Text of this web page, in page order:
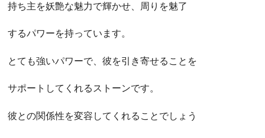
持ち主を妖艶な魅力で輝かせ、周りを魅了
するパワーを持っています。
とても強いパワーで、彼を引き寄せることを
サポートしてくれるストーンです。
彼との関係性を変容してくれることでしょう